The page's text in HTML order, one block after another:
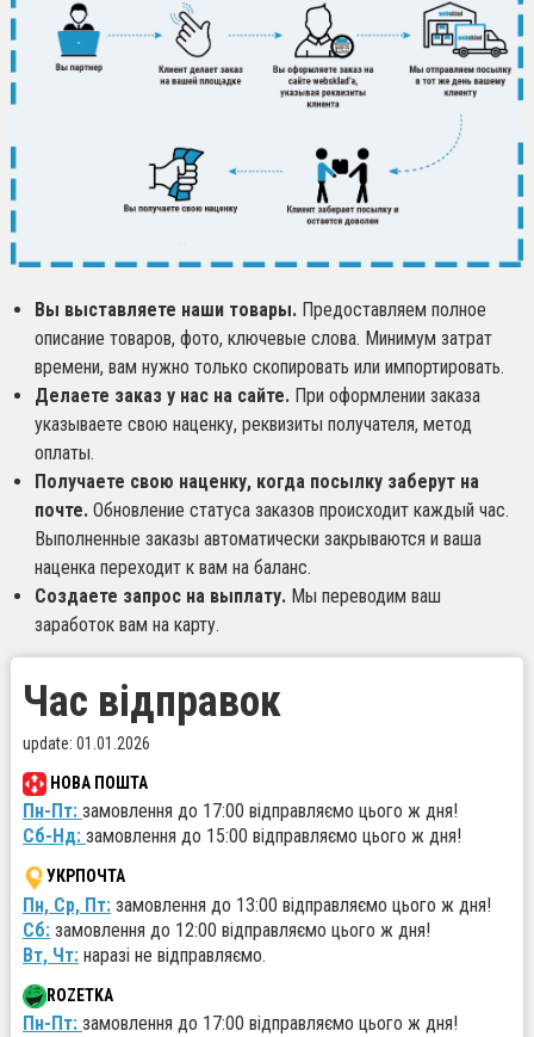
Вы выставляете наши товары.Предоставляем полное
описание товаров, фото, ключевые слова. Минимум затрат
времени, вам нужно только скопировать или импортировать.
Делаете заказ у нас на сайте. При оформлении заказа
указываете свою наценку, реквизиты получателя, метод
оплаты.
Получаете свою наценку, когда посылку заберут на
почте. Обновление статуса заказов происходит каждый час.
Выполненные заказы автоматически закрываются и ваша
наценка переходит к вам на баланс.
Создаете запрос на выплату. Мы переводим ваш
заработок вам на карту.
Час відправок
update: 01.01.2026
НОВА ПОШТА
Пн-Пт: замовлення до 17:00 відправляємо цього ж дня!
Сб-Нд: замовлення до 15:00 відправляємо цього ж дня!
УКРПОЧТА
Пн, Ср, Пт: замовлення до 13:00 відправляємо цього ж дня!
Сб: замовлення до 12:00 відправляємо цього ж дня!
Вт, Чт: наразі не відправляємо.
ROZETKA
Пн-Пт: замовлення до 17:00 відправляємо цього ж дня!